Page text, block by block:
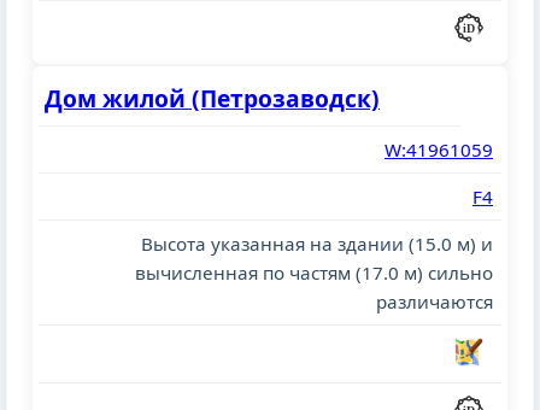
Дом жилой (Петрозаводск)
W:41961059
F4
Высота указанная на здании (15.0 м) и
вычисленная по частям (17.0 м) сильно
различаются